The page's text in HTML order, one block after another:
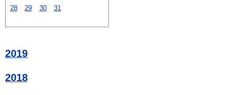
28
29 30 31
2019
2018